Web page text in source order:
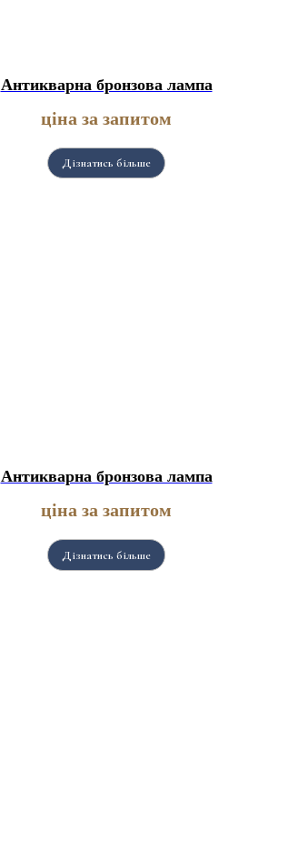
Антикварна бронзова лампа
ціна за запитом
Дізнатись більше
Антикварна бронзова лампа
ціна за запитом
Дізнатись більше